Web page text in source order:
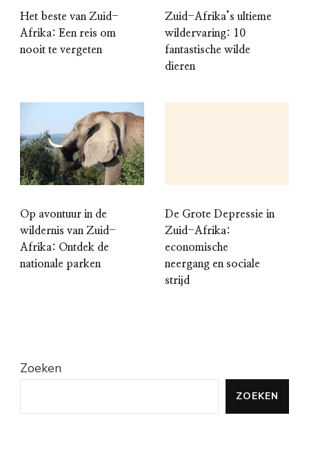
Het beste van Zuid-
Afrika: Een reis om
nooit te vergeten
Zuid-Afrika’s ultieme
wildervaring: 10
fantastische wilde
dieren
Op avontuur in de
wildernis van Zuid-
Afrika: Ontdek de
nationale parken
De Grote Depressie in
Zuid-Afrika:
economische
neergang en sociale
strijd
Zoeken
ZOEKEN